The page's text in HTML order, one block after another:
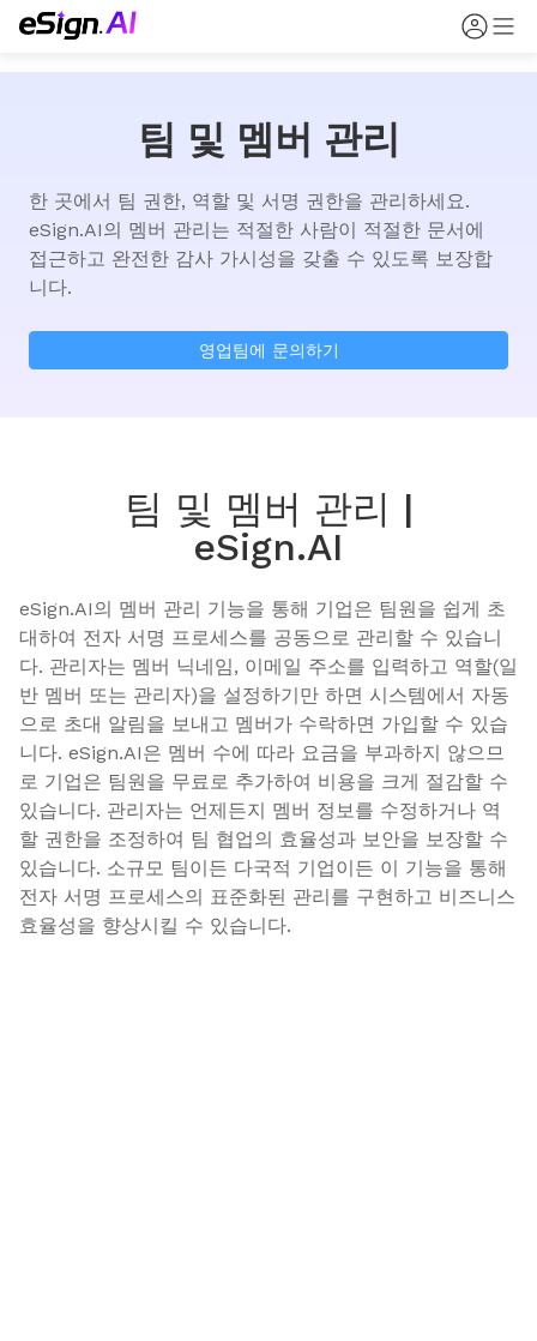
팀 및 멤버 관리
한 곳에서 팀 권한, 역할 및 서명 권한을 관리하세요.
eSign.AI의 멤버 관리는 적절한 사람이 적절한 문서에
접근하고 완전한 감사 가시성을 갖출 수 있도록 보장합
니다.
영업팀에 문의하기
팀 및 멤버 관리 |
eSign.AI
eSign.AI의 멤버 관리 기능을 통해 기업은 팀원을 쉽게 초
대하여 전자 서명 프로세스를 공동으로 관리할 수 있습니
다. 관리자는 멤버 닉네임, 이메일 주소를 입력하고 역할(일
반 멤버 또는 관리자)을 설정하기만 하면 시스템에서 자동
으로 초대 알림을 보내고 멤버가 수락하면 가입할 수 있습
니다. eSign.AI은 멤버 수에 따라 요금을 부과하지 않으므
로 기업은 팀원을 무료로 추가하여 비용을 크게 절감할 수
있습니다. 관리자는 언제든지 멤버 정보를 수정하거나 역
할 권한을 조정하여 팀 협업의 효율성과 보안을 보장할 수
있습니다. 소규모 팀이든 다국적 기업이든 이 기능을 통해
전자 서명 프로세스의 표준화된 관리를 구현하고 비즈니스
효율성을 향상시킬 수 있습니다.